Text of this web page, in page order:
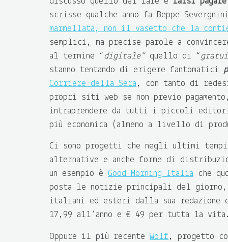
scrisse qualche anno fa Beppe
marmellata, non il vasetto che la
semplici, ma precise parole a
al termine “digitale”quello di “
stanno tentando di erigere fantomatici
Corriere della Sera , con tanto di
propri siti web se non previo
intraprendere da tutti i piccoli editori
più economica (almeno a livello di
Ci sono progetti che negli ultimi tempi
alternative e anche forme di
un esempio è Good Morning Italia che
posta le notizie principali del giorno,
italiani ed esteri dalla sua redazione
17,99 all’anno e € 49 per tutta la
Oppure il più recente Wolf , progetto